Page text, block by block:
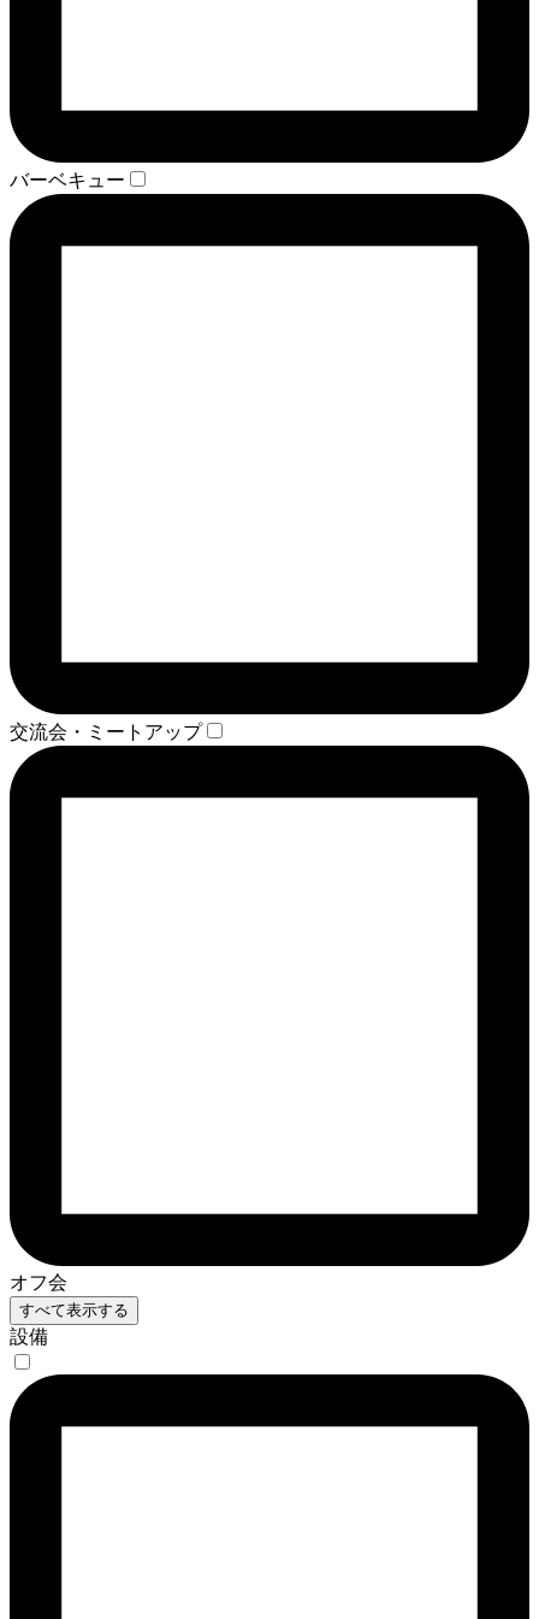
バーベキュー
交流会・ミートアップ
オフ会
すべて表示する
設備